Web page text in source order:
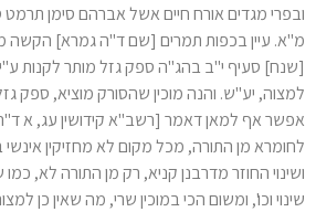
ובפרי מגדים אורח חיים אשל אברהם סימן תרמט
מ"א. עיין בכפות תמרים [שם ד"ה גמרא] הקשה
[שנח] סעיף י"ב בהג"ה ספק גזל מותר לקנות ע"י
למצוה, יע"ש. והנה מוכין שהסורק מוציא, ספק
אפשר אף למאן דאמר [רשב"א קידושין עג, א
לחומרא מן התורה, מכל מקום לא מחזיקין אינשי
ושינוי החוזר מדרבנן קניא, רק מן התורה לא,
שינוי וכו', ומשום הכי במוכין שרי, מה שאין כן